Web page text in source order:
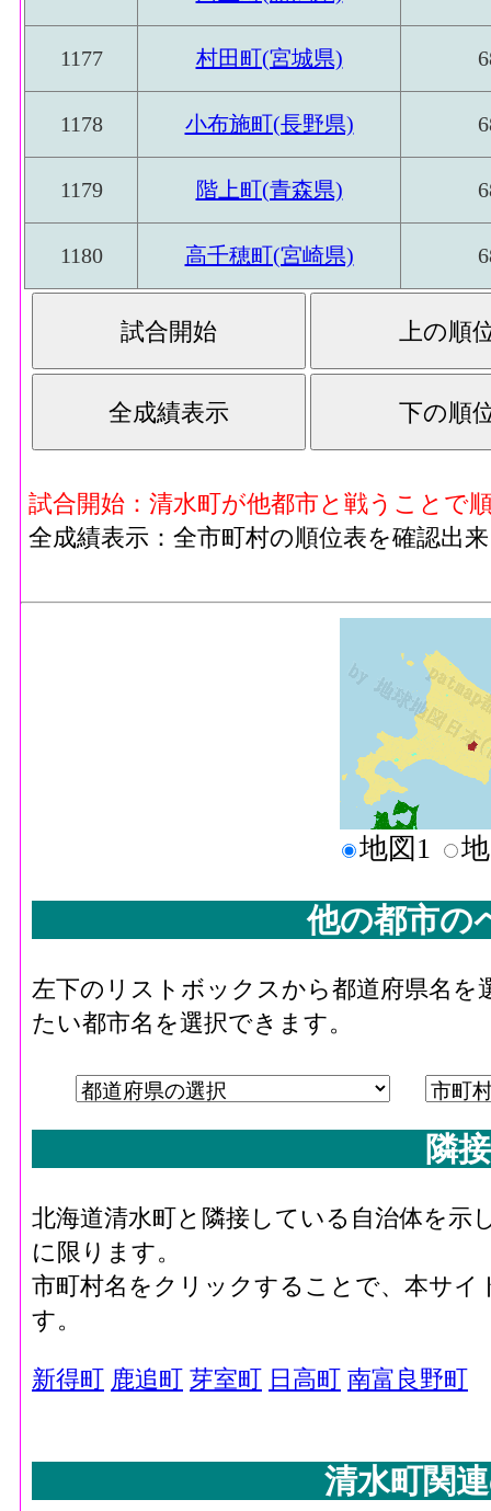
1177 村田町(宮城県)
1178 小布施町(長野県)
1179 階上町(青森県)
1180 高千穂町(宮崎県)
試合開始：清水町が他都市と戦うことで
全成績表示：全市町村の順位表を確認出
地図1
他の都市の
左下のリストボックスから都道府県名
たい都市名を選択できます。
隣
北海道清水町と隣接している自治体を示
に限ります。
市町村名をクリックすることで、本サ
す。
新得町 鹿追町 芽室町 日高町 南富良野町
清水町関